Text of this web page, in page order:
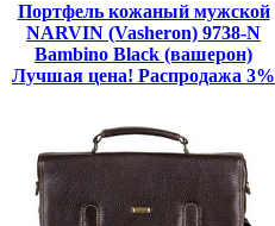
Портфель кожаный мужской
NARVIN (Vasheron) 9738-N
Bambino Black (вашерон)
Лучшая цена! Распродажа 3%